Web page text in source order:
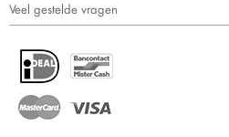
Veel gestelde vragen